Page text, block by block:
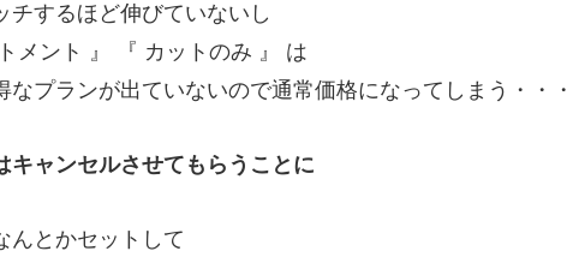
チするほど伸びていないし
メント 』 『 カットのみ 』 は
なプランが出ていないので通常価格になってしまう・・・
キャンセルさせてもらうことに
んとかセットして